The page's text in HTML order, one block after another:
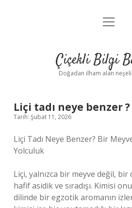
Anasayfa
Yasal Uyarı
menüyü
Çiçekli Bilgi
Doğadan ilham alan
Liçi tadı neye benzer ?
Tarih: Şubat 11, 2026
Liçi Tadı Neye Benzer? Bir
Yolculuk
Liçi, yalnızca bir meyve değil, bir
hafif asidik ve sıradışı. Kimisi
dilinde bir egzotik aromanın